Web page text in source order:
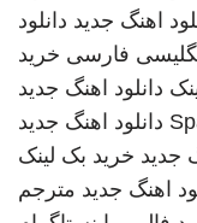
اهنگ جدید دانلود
فارسی خرید
دانلود اهنگ جدید
دانلود اهنگ جدید
جدید خرید بک لینک
اهنگ جدید مترجم